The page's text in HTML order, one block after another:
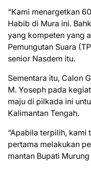
“Kami menargetkan
Habib di Mura ini.
yang kompeten yang
Pemungutan Suara
senior Nasdem itu.
Sementara itu, Calon
M. Yoseph pada
maju di pilkada ini
Kalimantan Tengah.
“Apabila terpilih, kami
pertama melakukan
mantan Bupati